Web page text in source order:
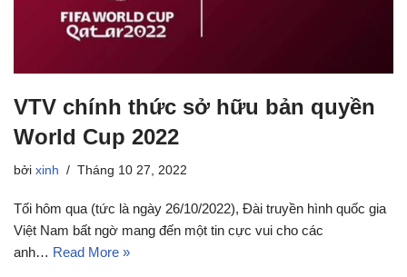
VTV chính thức sở hữu bản quyền
World Cup 2022
bởi xinh Tháng 10 27, 2022
Tối hôm qua (tức là ngày 26/10/2022), Đài truyền hình quốc gia
Việt Nam bất ngờ mang đến một tin cực vui cho các
anh… Read More »